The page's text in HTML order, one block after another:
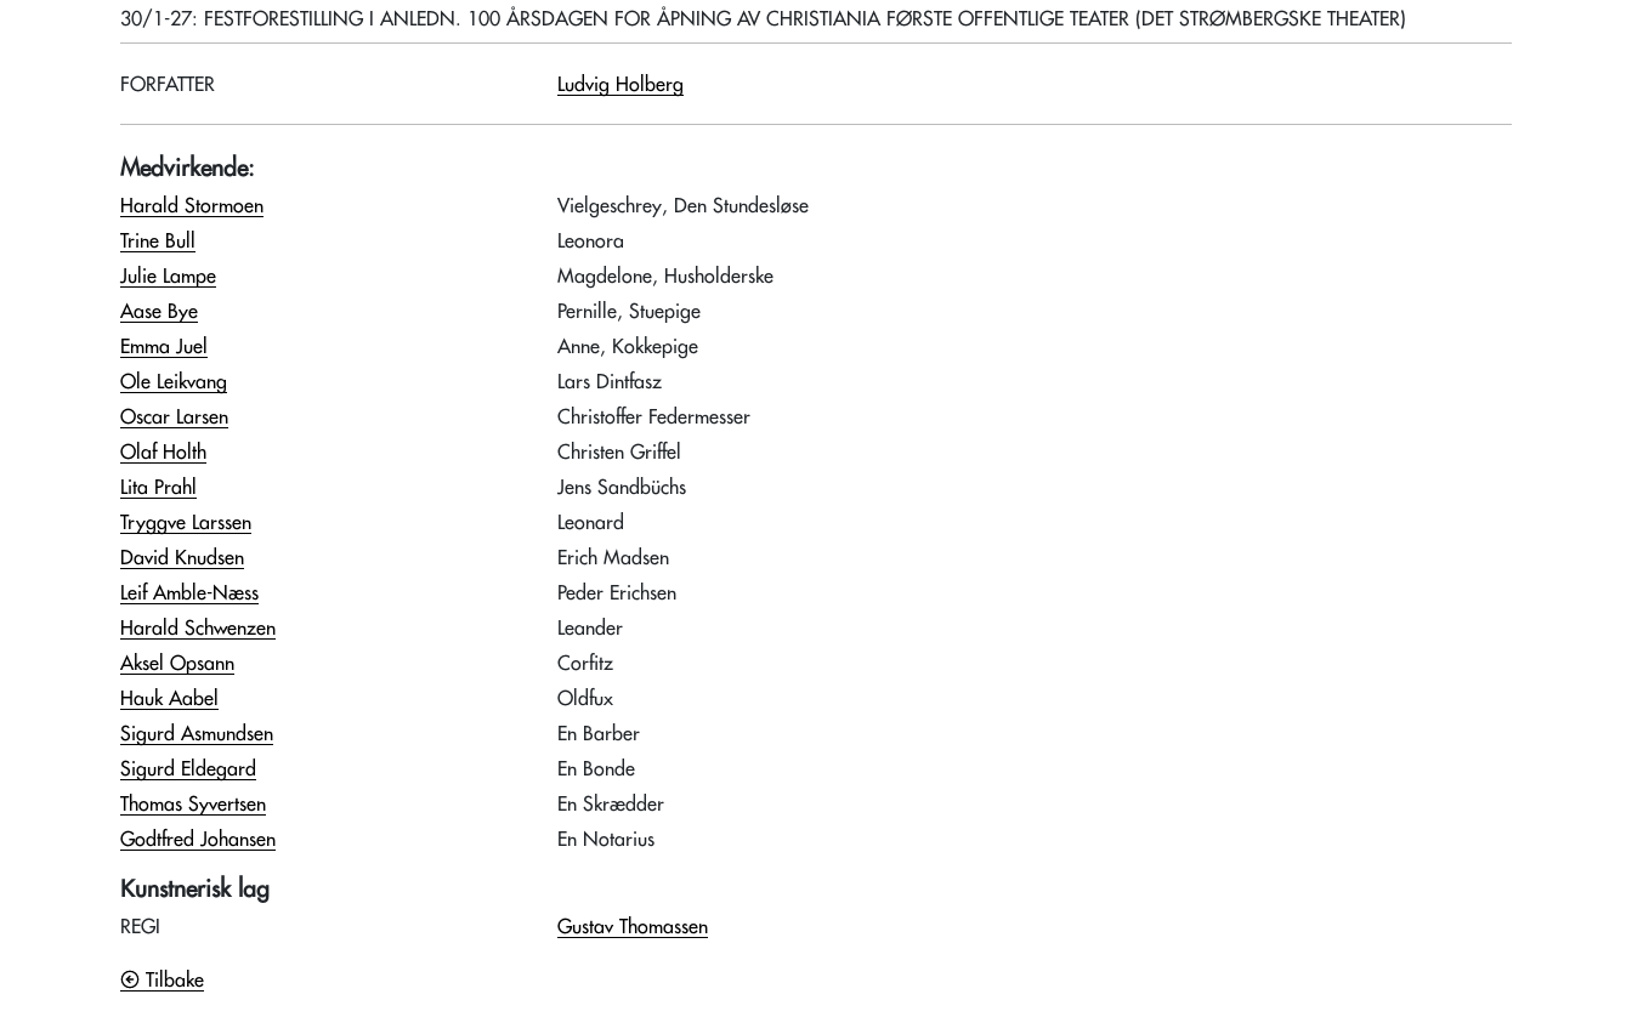
30/1-27: FESTFORESTILLING I ANLEDN. 100 ÅRSDAGEN FOR ÅPNING AV CHRISTIANIA FØRSTE OFFENTLIGE TEATER (DET STRØMBERGSKE THEATER)
FORFATTER Ludvig Holberg
Medvirkende:
Harald Stormoen
Vielgeschrey, Den Stundesløse
Trine Bull
Leonora
Julie Lampe
Magdelone, Husholderske
Aase Bye
Pernille, Stuepige
Emma Juel
Anne, Kokkepige
Ole Leikvang
Lars Dintfasz
Oscar Larsen
Christoffer Federmesser
Olaf Holth
Christen Griffel
Lita Prahl
Jens Sandbüchs
Tryggve Larssen
Leonard
David Knudsen
Erich Madsen
Leif Amble-Næss
Peder Erichsen
Harald Schwenzen
Leander
Aksel Opsann
Corfitz
Hauk Aabel
Oldfux
Sigurd Asmundsen
En Barber
Sigurd Eldegard
En Bonde
Thomas Syvertsen
En Skrædder
Godtfred Johansen
En Notarius
Kunstnerisk lag
REGI Gustav Thomassen
Tilbake